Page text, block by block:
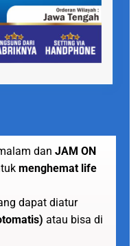
dan JAM ON
menghemat life
dapat diatur
atau bisa di